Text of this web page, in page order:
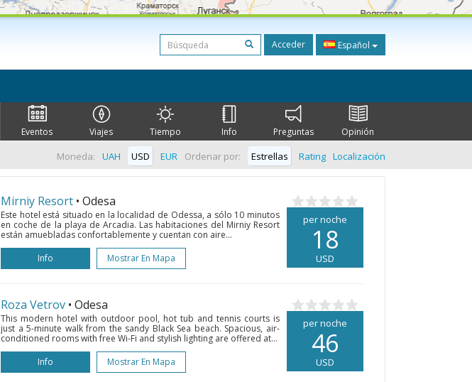
Acceder Español
Eventos Viajes Tiempo Info Preguntas Opinión
Ordenar por: Estrellas Rating Localización
Moneda: UAH USD EUR
per noche
18
USD
Mirniy Resort • Odesa
Este hotel está situado en la localidad de Odessa, a sólo 10 minutos
en coche de la playa de Arcadia. Las habitaciones del Mirniy Resort
están amuebladas confortablemente y cuentan con aire...
Info
Mostrar En Mapa
per noche
46
USD
Roza Vetrov • Odesa
This modern hotel with outdoor pool, hot tub and tennis courts is
just a 5-minute walk from the sandy Black Sea beach. Spacious, air-
conditioned rooms with free Wi-Fi and stylish lighting are offered at...
Info
Mostrar En Mapa